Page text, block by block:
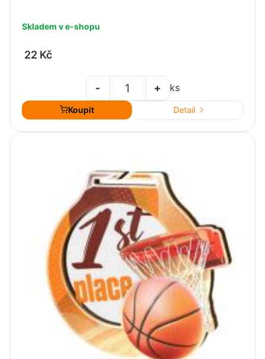
Skladem v e-shopu
22 Kč
+
- ks
Koupit Detail